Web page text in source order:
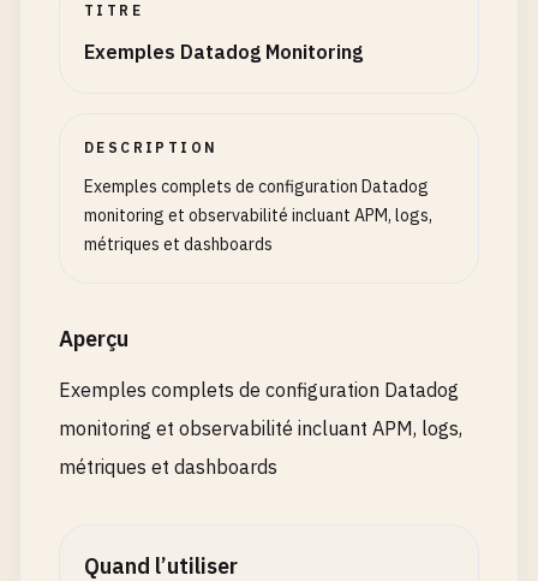
TITRE
Exemples Datadog Monitoring
DESCRIPTION
Exemples complets de configuration Datadog
monitoring et observabilité incluant APM, logs,
métriques et dashboards
Aperçu
Exemples complets de configuration Datadog
monitoring et observabilité incluant APM, logs,
métriques et dashboards
Quand l’utiliser